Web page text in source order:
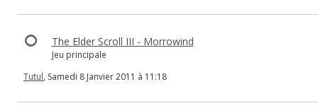
The Elder Scroll III - Morrowind
Jeu principale
Tutul, Samedi 8 Janvier 2011 à 11:18